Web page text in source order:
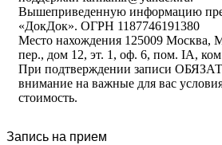
Вышеприведенную информацию
«ДокДок». ОГРН 1187746191380
Место нахождения 125009 Москва,
пер., дом 12, эт. 1, оф. 6, пом. IA,
При подтверждении записи
внимание на важные для вас
стоимость.
Запись на прием